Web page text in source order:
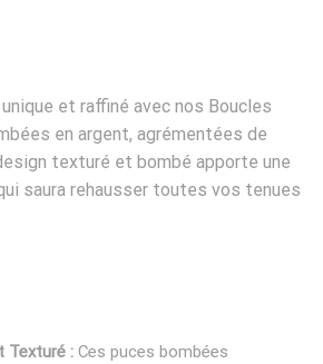
et raffiné avec nos Boucles
en argent, agrémentées de
texturé et bombé apporte une
saura rehausser toutes vos tenues
Texturé : Ces puces bombées